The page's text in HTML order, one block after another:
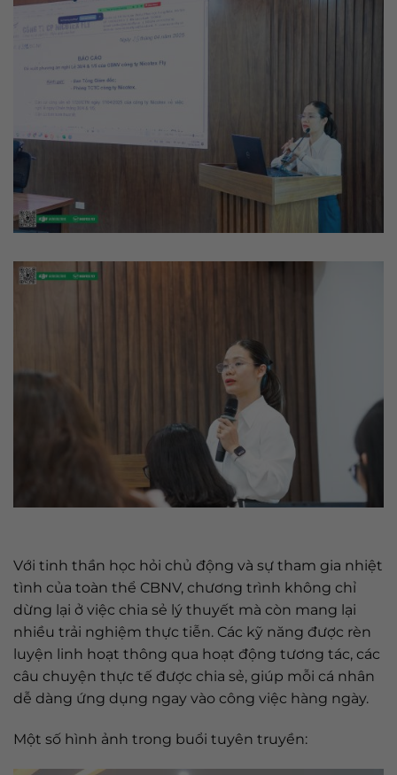
Với tinh thần học hỏi chủ động và sự tham gia nhiệt
tình của toàn thể CBNV, chương trình không chỉ
dừng lại ở việc chia sẻ lý thuyết mà còn mang lại
nhiều trải nghiệm thực tiễn. Các kỹ năng được rèn
luyện linh hoạt thông qua hoạt động tương tác, các
câu chuyện thực tế được chia sẻ, giúp mỗi cá nhân
dễ dàng ứng dụng ngay vào công việc hàng ngày.
Một số hình ảnh trong buổi tuyên truyền: